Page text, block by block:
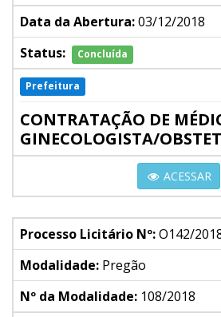
Data da Abertura:03/12/2018
Status:
Concluída
Prefeitura
CONTRATAÇÃO DE
GINECOLOGISTA/
ACESSAR
Processo Licitário Nº:O142/
Modalidade: Pregão
Nº da Modalidade: 108/2018